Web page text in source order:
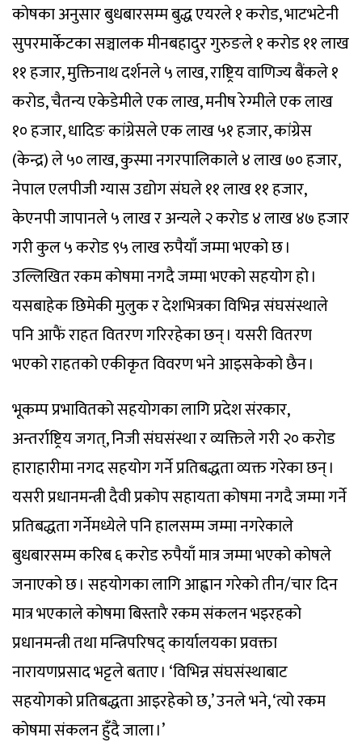
कोषका अनुसार बुधबारसम्म बुद्ध एयरले १ करोड, भाटभटेनी
सुपरमार्केटका सञ्चालक मीनबहादुर गुरुङले १ करोड ११ लाख
११ हजार, मुक्तिनाथ दर्शनले ५ लाख, राष्ट्रिय वाणिज्य बैंकले १
करोड, चैतन्य एकेडेमीले एक लाख, मनीष रेग्मीले एक लाख
१० हजार, धादिङ कांग्रेसले एक लाख ५१ हजार, कांग्रेस
(केन्द्र) ले ५० लाख, कुस्मा नगरपालिकाले ४ लाख ७० हजार,
नेपाल एलपीजी ग्यास उद्योग संघले ११ लाख ११ हजार,
केएनपी जापानले ५ लाख र अन्यले २ करोड ४ लाख ४७ हजार
गरी कुल ५ करोड ९५ लाख रुपैयाँ जम्मा भएको छ ।
उल्लिखित रकम कोषमा नगदै जम्मा भएको सहयोग हो ।
यसबाहेक छिमेकी मुलुक र देशभित्रका विभिन्न संघसंस्थाले
पनि आफैं राहत वितरण गरिरहेका छन् । यसरी वितरण
भएको राहतको एकीकृत विवरण भने आइसकेको छैन ।
भूकम्प प्रभावितको सहयोगका लागि प्रदेश संरकार,
अन्तर्राष्ट्रिय जगत्, निजी संघसंस्था र व्यक्तिले गरी २० करोड
हाराहारीमा नगद सहयोग गर्ने प्रतिबद्धता व्यक्त गरेका छन् ।
यसरी प्रधानमन्त्री दैवी प्रकोप सहायता कोषमा नगदै जम्मा गर्ने
प्रतिबद्धता गर्नेमध्येले पनि हालसम्म जम्मा नगरेकाले
बुधबारसम्म करिब ६ करोड रुपैयाँ मात्र जम्मा भएको कोषले
जनाएको छ । सहयोगका लागि आह्वान गरेको तीन/चार दिन
मात्र भएकाले कोषमा बिस्तारै रकम संकलन भइरहको
प्रधानमन्त्री तथा मन्त्रिपरिषद् कार्यालयका प्रवक्ता
नारायणप्रसाद भट्टले बताए । ‘विभिन्न संघसंस्थाबाट
सहयोगको प्रतिबद्धता आइरहेको छ,’ उनले भने, ‘त्यो रकम
कोषमा संकलन हुँदै जाला ।’